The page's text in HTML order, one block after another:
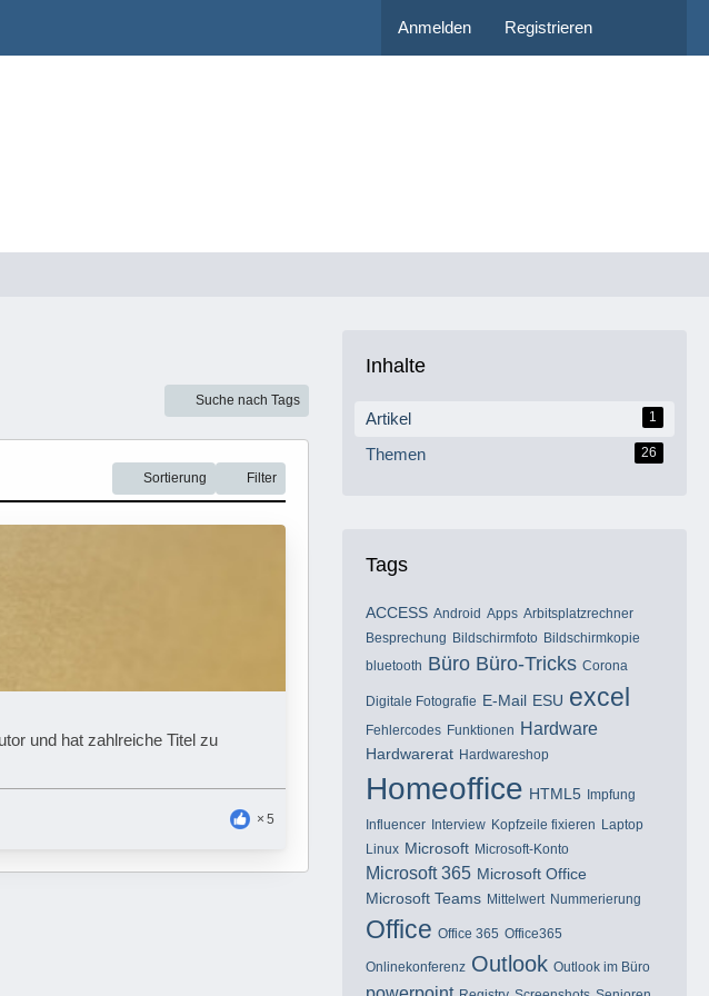
Anmelden Registrieren
Suche nach Tags
Sortierung Filter
und hat zahlreiche Titel zu
5
Inhalte
Artikel 1
Themen 26
Tags
ACCESS Android Apps Arbitsplatzrechner
Besprechung Bildschirmfoto Bildschirmkopie
bluetooth Büro Büro-Tricks Corona
Digitale Fotografie E-Mail ESU excel
Fehlercodes Funktionen Hardware
Hardwarerat Hardwareshop
Homeoffice HTML5 Impfung
Influencer Interview Kopfzeile fixieren Laptop
Linux Microsoft Microsoft-Konto
Microsoft 365 Microsoft Office
Microsoft Teams Mittelwert Nummerierung
Office Office 365 Office365
Onlinekonferenz Outlook Outlook im Büro